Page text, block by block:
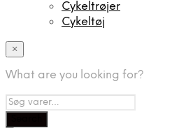
Cykeltrøjer
Cykeltøj
×
What are you looking for?